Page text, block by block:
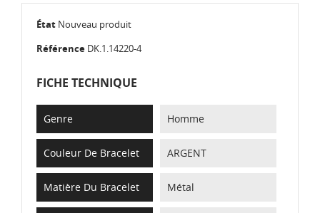
État Nouveau produit
Référence DK.1.14220-4
FICHE TECHNIQUE
Genre Homme
Couleur De Bracelet ARGENT
Matière Du Bracelet Métal